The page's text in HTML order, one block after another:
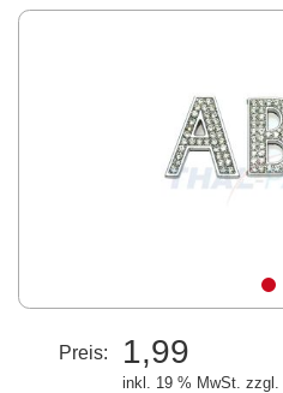
Preis: 1,99
inkl. 19 % MwSt. zzgl.